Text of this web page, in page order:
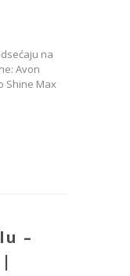
na
Avon
Shine Max
–